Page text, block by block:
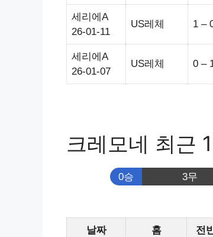
세리에A
26-01-11
US레체 1 –
세리에A
26-01-07
US레체 0 –
크레모네 최근
0승 3무
날짜 홈 전